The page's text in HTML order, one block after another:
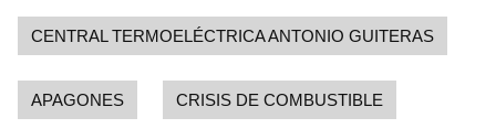
CENTRAL TERMOELÉCTRICA ANTONIO GUITERAS
APAGONES CRISIS DE COMBUSTIBLE